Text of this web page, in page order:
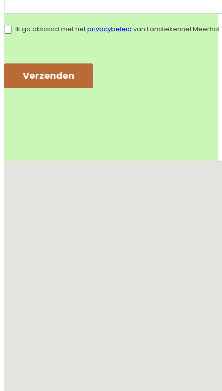
Ik ga akkoord met hetprivacybeleid van Familiekennel Meerhof.
Verzenden
Geen locaties gevonden